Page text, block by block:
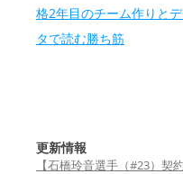
格2年目のチーム作りと
タで読む勝ち筋
更新情報
【石橋玲音選手（#23）契